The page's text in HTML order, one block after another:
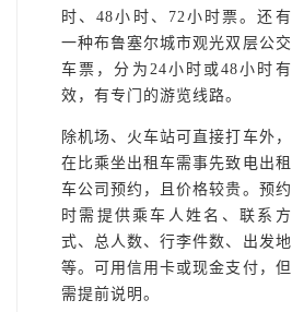
时、48小时、72小时票。还有
一种布鲁塞尔城市观光双层公交
车票，分为24小时或48小时有
效，有专门的游览线路。
除机场、火车站可直接打车外，
在比乘坐出租车需事先致电出租
车公司预约，且价格较贵。预约
时需提供乘车人姓名、联系方
式、总人数、行李件数、出发地
等。可用信用卡或现金支付，但
需提前说明。